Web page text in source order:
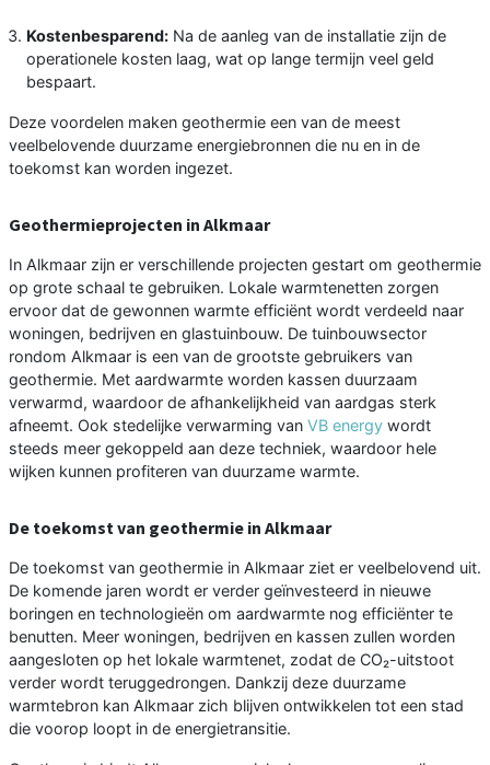
Kostenbesparend: Na de aanleg van de installatie zijn de
operationele kosten laag, wat op lange termijn veel geld
bespaart.
Deze voordelen maken geothermie een van de meest
veelbelovende duurzame energiebronnen die nu en in de
toekomst kan worden ingezet.
Geothermieprojecten in Alkmaar
In Alkmaar zijn er verschillende projecten gestart om geothermie
op grote schaal te gebruiken. Lokale warmtenetten zorgen
ervoor dat de gewonnen warmte efficiënt wordt verdeeld naar
woningen, bedrijven en glastuinbouw. De tuinbouwsector
rondom Alkmaar is een van de grootste gebruikers van
geothermie. Met aardwarmte worden kassen duurzaam
verwarmd, waardoor de afhankelijkheid van aardgas sterk
afneemt. Ook stedelijke verwarming van VB energy wordt
steeds meer gekoppeld aan deze techniek, waardoor hele
wijken kunnen profiteren van duurzame warmte.
De toekomst van geothermie in Alkmaar
De toekomst van geothermie in Alkmaar ziet er veelbelovend uit.
De komende jaren wordt er verder geïnvesteerd in nieuwe
boringen en technologieën om aardwarmte nog efficiënter te
benutten. Meer woningen, bedrijven en kassen zullen worden
aangesloten op het lokale warmtenet, zodat de CO₂-uitstoot
verder wordt teruggedrongen. Dankzij deze duurzame
warmtebron kan Alkmaar zich blijven ontwikkelen tot een stad
die voorop loopt in de energietransitie.